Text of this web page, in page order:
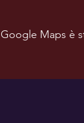
Google Maps è